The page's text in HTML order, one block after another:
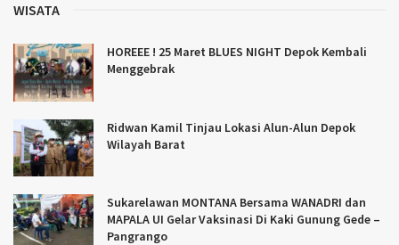
WISATA
HOREEE ! 25 Maret BLUES NIGHT Depok Kembali
Menggebrak
Ridwan Kamil Tinjau Lokasi Alun-Alun Depok
Wilayah Barat
Sukarelawan MONTANA Bersama WANADRI dan
MAPALA UI Gelar Vaksinasi Di Kaki Gunung Gede –
Pangrango